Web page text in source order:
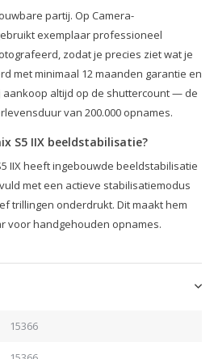
partij. Op Camera-
exemplaar professioneel
zodat je precies ziet wat je
met minimaal 12 maanden garantie en
aankoop altijd op de shuttercount — de
van 200.000 opnames.
S5 IIX beeldstabilisatie?
IIX heeft ingebouwde beeldstabilisatie
met een actieve stabilisatiemodus
trillingen onderdrukt. Dit maakt hem
voor handgehouden opnames.
15366